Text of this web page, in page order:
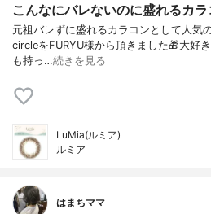
こんなにバレないのに盛れるカラ
元祖バレずに盛れるカラコンとして人気
circleをFURYU様から頂きました🎁大好
も持っ…続きを見る
LuMia(ルミア)
ルミア
はまちママ